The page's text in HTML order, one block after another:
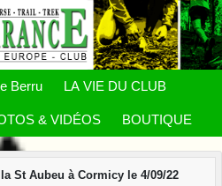
Berru LA VIE DU CLUB
& VIDÉOS BOUTIQUE
St Aubeu à Cormicy le 4/09/22